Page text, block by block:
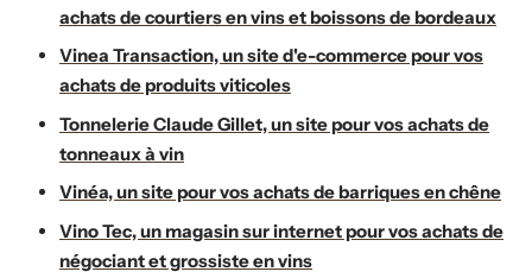
achats de courtiers en vins et boissons de bordeaux
Vinea Transaction, un site d'e-commerce pour vos
achats de produits viticoles
Tonnelerie Claude Gillet, un site pour vos achats de
tonneaux à vin
Vinéa, un site pour vos achats de barriques en chêne
Vino Tec, un magasin sur internet pour vos achats de
négociant et grossiste en vins